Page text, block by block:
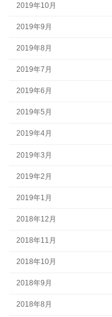
2019年10月
2019年9月
2019年8月
2019年7月
2019年6月
2019年5月
2019年4月
2019年3月
2019年2月
2019年1月
2018年12月
2018年11月
2018年10月
2018年9月
2018年8月